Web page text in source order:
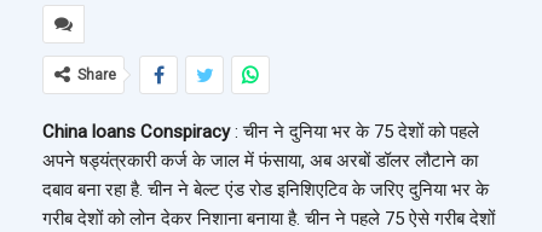
Share
China loans Conspiracy: चीन ने दुनिया भर के 75 देशों को पहले
अपने षड्यंत्रकारी कर्ज के जाल में फंसाया, अब अरबों डॉलर लौटाने का
दबाव बना रहा है. चीन ने बेल्ट एंड रोड इनिशिएटिव के जरिए दुनिया भर के
गरीब देशों को लोन देकर निशाना बनाया है. चीन ने पहले 75 ऐसे गरीब देशों